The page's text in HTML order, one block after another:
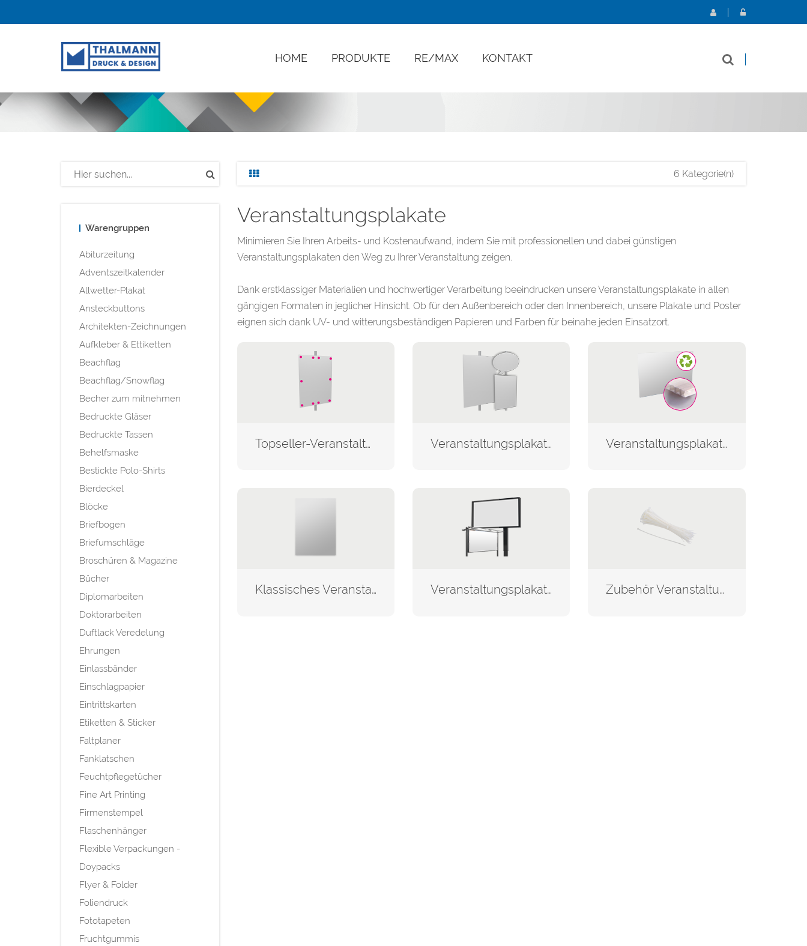
HOME PRODUKTE RE/MAX KONTAKT
Warengruppen
Abiturzeitung
Adventszeitkalender
Allwetter-Plakat
Ansteckbuttons
Architekten-Zeichnungen
Aufkleber & Ettiketten
Beachflag
Beachflag/Snowflag
Becher zum mitnehmen
Bedruckte Gläser
Bedruckte Tassen
Behelfsmaske
Bestickte Polo-Shirts
Bierdeckel
Blöcke
Briefbogen
Briefumschläge
Broschüren & Magazine
Bücher
Diplomarbeiten
Doktorarbeiten
Duftlack Veredelung
Ehrungen
Einlassbänder
Einschlagpapier
Eintrittskarten
Etiketten & Sticker
Faltplaner
Fanklatschen
Feuchtpflegetücher
Fine Art Printing
Firmenstempel
Flaschenhänger
Flexible Verpackungen -
Doypacks
Flyer & Folder
Foliendruck
Fototapeten
Fruchtgummis
6 Kategorie(n)
Veranstaltungsplakate
Minimieren Sie Ihren Arbeits- und Kostenaufwand, indem Sie mit professionellen und dabei günstigen
Veranstaltungsplakaten den Weg zu Ihrer Veranstaltung zeigen.
Dank erstklassiger Materialien und hochwertiger Verarbeitung beeindrucken unsere Veranstaltungsplakate in allen
gängigen Formaten in jeglicher Hinsicht. Ob für den Außenbereich oder den Innenbereich, unsere Plakate und Poster
eignen sich dank UV- und witterungsbeständigen Papieren und Farben für beinahe jeden Einsatzort.
Topseller-Veranstaltungsplakate Veranstaltungsplakat auf Hohlkammerplatte Veranstaltungsplakat auf umweltfreundlichem Material
Klassisches Veranstaltungsplakat in verschiedenen Formaten Veranstaltungsplakat in der Außenwerbung Zubehör Veranstaltungsplakate